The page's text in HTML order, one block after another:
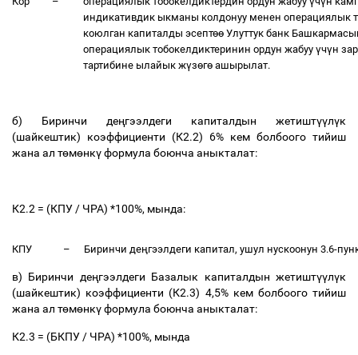
индикативдик ыкманы колдонуу менен операциялык
коюлган капиталды эсептөө Улуттук банк
операциялык тобокелдиктеринин ордун жабуу үчүн
тартибине ылайык жүзөгө ашырылат.
б) Биринчи деңгээлдеги капиталдын жетиштүүлүк
(шайкештик) коэффициенти (К2.2) 6% кем болбоого тийиш
жана ал төмөнкүформула боюнча аныкталат:
К2.2 = (КПУ / ЧРА) *100%, мында:
КПУ – Биринчи деңгээлдеги капитал, ушул нускоонун 3.6-
в) Биринчи деңгээлдеги Базалык капиталдын жетиштүүлүк
(шайкештик) коэффициенти (К2.3) 4,5% кем болбоого тийиш
жана ал төмөнкүформула боюнча аныкталат:
К2.3 = (БКПУ / ЧРА) *100%, мында